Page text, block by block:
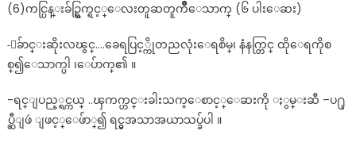
(6)ကင္ပြန္းခ်ဥ္ရြက္ရင့္ေလးတူဆတူက်ိဳေသာက္ (၆ ပါးေဆး)
-ေခ်ာင္းဆိုးလၽွင္….ခေရပြင့္ကိုတညလုံးေရစိမ္၊ နံနက္တြင္ ထိုေရကိုစ
စ္၍ေသာက္ပါ ၊ေပ်ာက္၏ ။
-ရင္ျပည့္ရင္ကယ္ ..ၾကက္ဟင္းခါးသက္ေစာင့္ေဆးကို ႏွမ္းဆီ –ပ႐ု
ပ္ဆီျဖဴ ျဖင့္ေဖ်ာ္၍ ရင္မွအသာအယာသပ္ခ်ပါ ။